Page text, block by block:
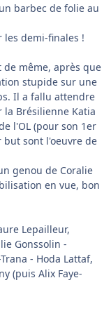
barbec de folie au
les demi-finales !
même, après que
stupide sur une
Il a fallu attendre
Brésilienne Katia
l'OL (pour son 1er
but sont l'oeuvre de
genou de Coralie
en vue, bon
Lepailleur,
Gonssolin -
- Hoda Lattaf,
(puis Alix Faye-